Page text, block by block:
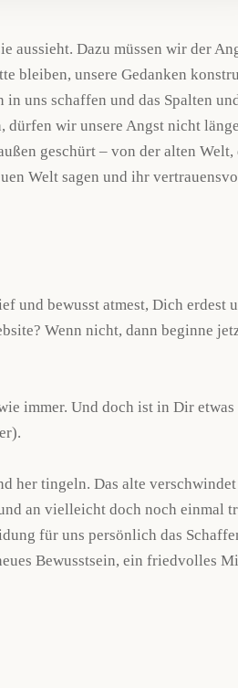
aussieht. Dazu müssen wir der
bleiben, unsere Gedanken
uns schaffen und das Spalten
dürfen wir unsere Angst nicht
geschürt – von der alten Welt,
Welt sagen und ihr
und bewusst atmest, Dich erdest
Wenn nicht, dann beginne
immer. Und doch ist in Dir etwas
her tingeln. Das alte
an vielleicht doch noch einmal
für uns persönlich das
Bewusstsein, ein friedvolles